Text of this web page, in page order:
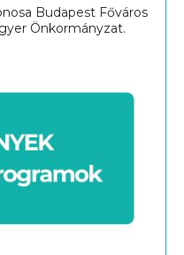
Budapest Főváros
Önkormányzat.